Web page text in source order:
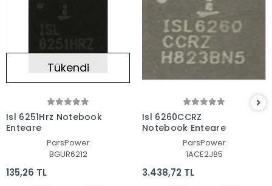
Tükendi
Isl 6251Hrz Notebook
Entegre
ParsPower
BGUR6212
135,26 TL
Isl 6260CCRZ
Notebook Entegre
ParsPower
1ACE2J85
3.438,72 TL